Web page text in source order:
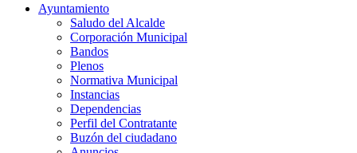
Ayuntamiento
Saludo del Alcalde
Corporación Municipal
Bandos
Plenos
Normativa Municipal
Instancias
Dependencias
Perfil del Contratante
Buzón del ciudadano